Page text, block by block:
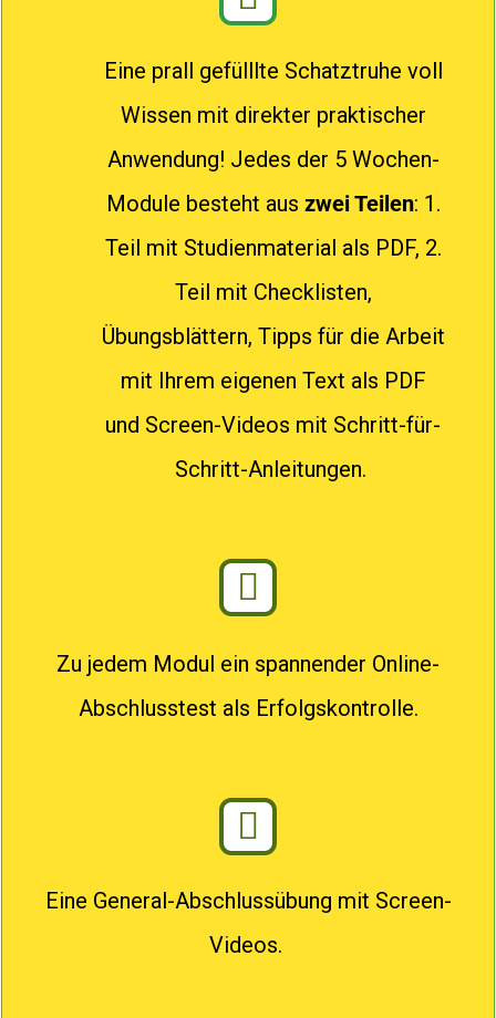
Eine prall gefülllte Schatztruhe voll
Wissen mit direkter praktischer
Anwendung! Jedes der 5 Wochen-
Module besteht aus zwei Teilen: 1.
Teil mit Studienmaterial als PDF, 2.
Teil mit Checklisten,
Übungsblättern, Tipps für die Arbeit
mit Ihrem eigenen Text als PDF
und Screen-Videos mit Schritt-für-
Schritt-Anleitungen.
Zu jedem Modul ein spannender Online-
Abschlusstest als Erfolgskontrolle.
Eine General-Abschlussübung mit Screen-
Videos.